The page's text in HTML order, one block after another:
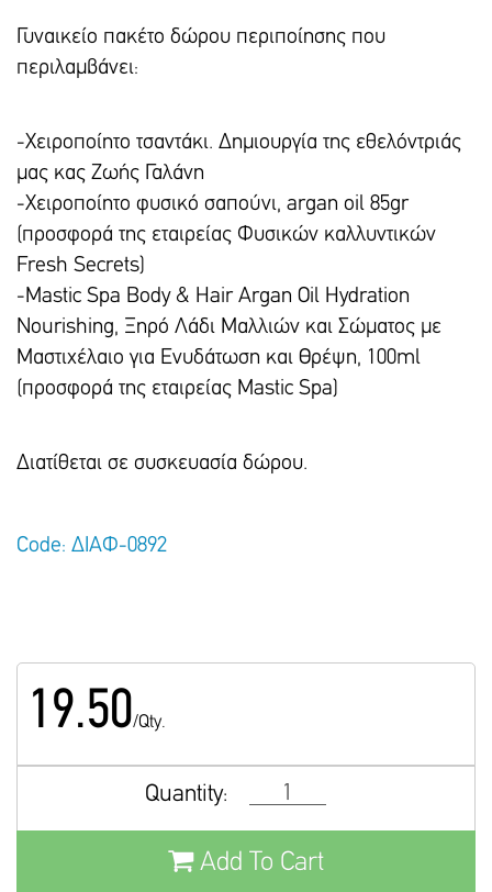
Γυναικείο πακέτο δώρου περιποίησης που
περιλαμβάνει:
-Χειροποίητο τσαντάκι. Δημιουργία της εθελόντριάς
μας κας Ζωής Γαλάνη
-Χειροποίητο φυσικό σαπούνι, argan oil 85gr
(προσφορά της εταιρείας Φυσικών καλλυντικών
Fresh Secrets)
-Mastic Spa Body & Hair Argan Oil Hydration
Nourishing, Ξηρό Λάδι Μαλλιών και Σώματος με
Μαστιχέλαιο για Ενυδάτωση και Θρέψη, 100ml
(προσφορά της εταιρείας Mastic Spa)
Διατίθεται σε συσκευασία δώρου.
Code: ΔΙΑΦ-0892
19.50/Qty.
Quantity:
Add To Cart